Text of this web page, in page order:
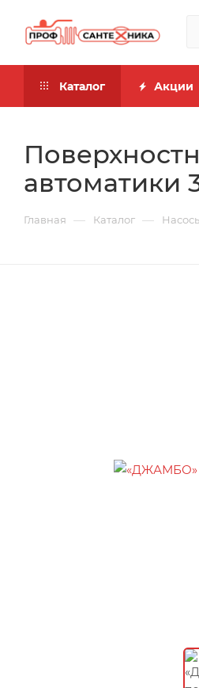
Каталог Акции
автоматики
Главная — Каталог —